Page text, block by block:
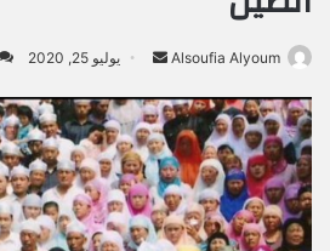
Alsoufia Alyoum
س
ل
ب
ر
ي
يوليو 25, 2020